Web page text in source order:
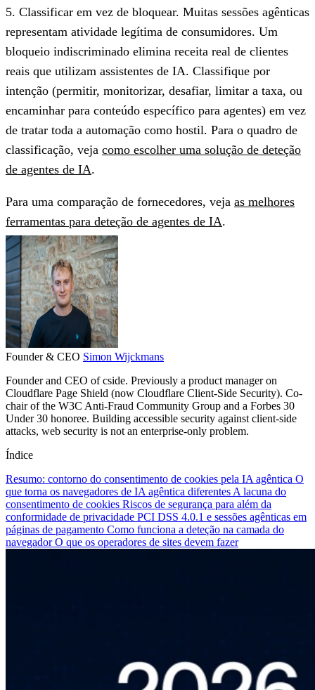
5. Classificar em vez de bloquear. Muitas sessões agênticas
representam atividade legítima de consumidores. Um
bloqueio indiscriminado elimina receita real de clientes
reais que utilizam assistentes de IA. Classifique por
intenção (permitir, monitorizar, desafiar, limitar a taxa, ou
encaminhar para conteúdo específico para agentes) em vez
de tratar toda a automação como hostil. Para o quadro de
classificação, veja como escolher uma solução de deteção
de agentes de IA.
Para uma comparação de fornecedores, veja as melhores
ferramentas para deteção de agentes de IA.
Founder & CEO Simon Wijckmans
Founder and CEO of cside. Previously a product manager on
Cloudflare Page Shield (now Cloudflare Client-Side Security). Co-
chair of the W3C Anti-Fraud Community Group and a Forbes 30
Under 30 honoree. Building accessible security against client-side
attacks, web security is not an enterprise-only problem.
Índice
Resumo: contorno do consentimento de cookies pela IA agêntica O
que torna os navegadores de IA agêntica diferentes A lacuna do
consentimento de cookies Riscos de segurança para além da
conformidade de privacidade PCI DSS 4.0.1 e sessões agênticas em
páginas de pagamento Como funciona a deteção na camada do
navegadorO que os operadores de sites devem fazer